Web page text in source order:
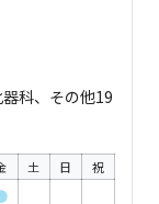
科、その他19
土 日 祝